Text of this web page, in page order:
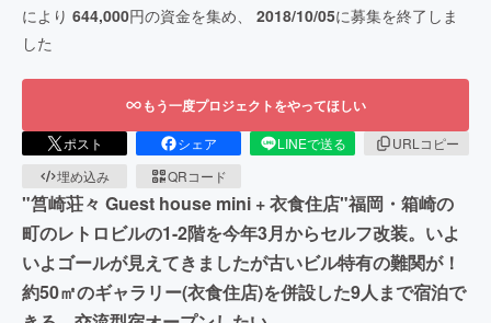
により 644,000円の資金を集め、 2018/10/05に募集を終了しま
した
もう一度プロジェクトをやってほしい
ポスト シェア LINEで送る
URLコピー
埋め込み
QRコード
"筥崎荘々 Guest house mini + 衣食住店"福岡・箱崎の
町のレトロビルの1-2階を今年3月からセルフ改装。いよ
いよゴールが見えてきましたが古いビル特有の難関が！
約50㎡のギャラリー(衣食住店)を併設した9人まで宿泊で